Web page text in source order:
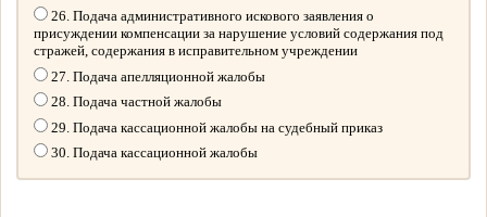
26. Подача административного искового заявления о
присуждении компенсации за нарушение условий содержания под
стражей, содержания в исправительном учреждении
27. Подача апелляционной жалобы
28. Подача частной жалобы
29. Подача кассационной жалобы на судебный приказ
30. Подача кассационной жалобы